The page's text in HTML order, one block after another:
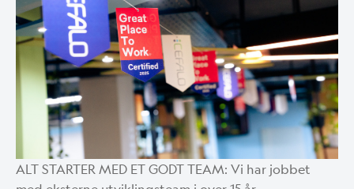
ALT STARTER MED ET GODT TEAM: Vi har jobbet